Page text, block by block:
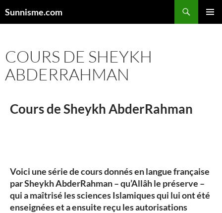
Sunnisme.com
COURS DE SHEYKH
ABDERRAHMAN
Cours de SheykhAbderRahman
Voici une série de cours donnés enlangue française
par Sheykh AbderRahman – qu’Allâh le préserve –
qui a maîtrisé les sciences Islamiques qui lui ont été
enseignées et a ensuite reçu les autorisations